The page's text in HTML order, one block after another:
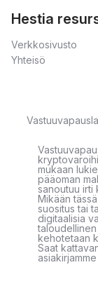
Hestia
Verkkosivusto
Yhteisö
mukaan
pääoman
sanoutuu irti
Mikään
suositus tai
digitaalisia
kehotetaan
Saat
asiakirjamme